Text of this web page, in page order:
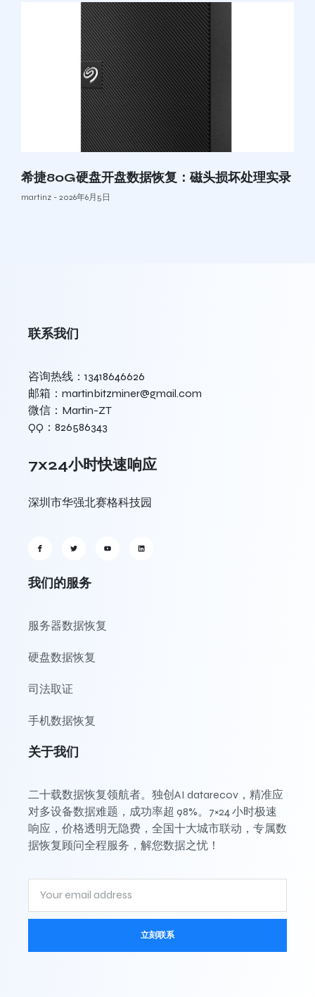
希捷80G硬盘开盘数据恢复：磁头损坏处理实录
martinz 2026年6月5日
联系我们
咨询热线：13418646626
邮箱：martinbitzminer@gmail.com
微信：Martin-ZT
QQ：826586343
7x24小时快速响应
深圳市华强北赛格科技园
我们的服务
服务器数据恢复
硬盘数据恢复
司法取证
手机数据恢复
关于我们
二十载数据恢复领航者。独创AI datarecov，精准应
对多设备数据难题，成功率超 98%。7×24 小时极速
响应，价格透明无隐费，全国十大城市联动，专属数
据恢复顾问全程服务，解您数据之忧！
立刻联系